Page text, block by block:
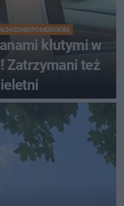
kłutymi w
Zatrzymani też